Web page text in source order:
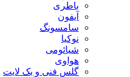
باطری
آیفون
سامسونگ
نوکیا
شیائومی
هواوی
گلس فنی و بک لایت